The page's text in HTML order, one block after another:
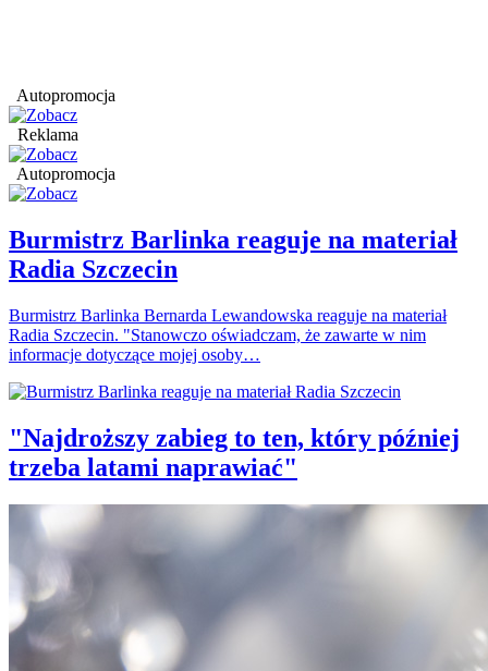
Autopromocja
Reklama
Autopromocja
Burmistrz Barlinka reaguje na materiał
Radia Szczecin
Burmistrz Barlinka Bernarda Lewandowska reaguje na materiał
Radia Szczecin. "Stanowczo oświadczam, że zawarte w nim
informacje dotyczące mojej osoby…
"Najdroższy zabieg to ten, który później
trzeba latami naprawiać"